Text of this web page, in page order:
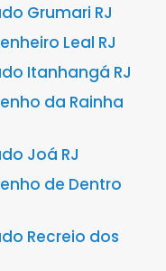
Grumari RJ
Leal RJ
Itanhangá RJ
da Rainha
Joá RJ
de Dentro
Recreio dos